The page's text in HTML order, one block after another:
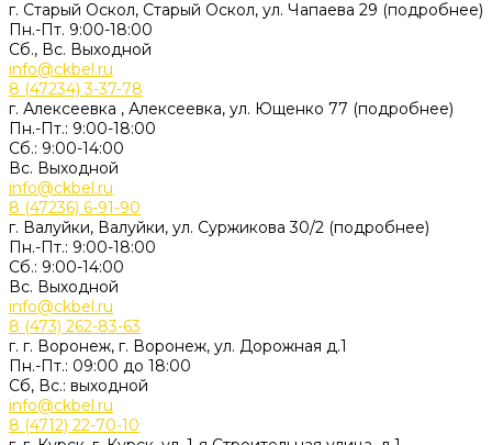
г. Старый Оскол, Старый Оскол, ул. Чапаева 29 (подробнее)
Пн.-Пт. 9:00-18:00
Сб., Вс. Выходной
info@ckbel.ru
8 (47234) 3-37-78
г. Алексеевка , Алексеевка, ул. Ющенко 77 (подробнее)
Пн.-Пт.: 9:00-18:00
Сб.: 9:00-14:00
Вс. Выходной
info@ckbel.ru
8 (47236) 6-91-90
г. Валуйки, Валуйки, ул. Суржикова 30/2 (подробнее)
Пн.-Пт.: 9:00-18:00
Сб.: 9:00-14:00
Вс. Выходной
info@ckbel.ru
8 (473) 262-83-63
г. г. Воронеж, г. Воронеж, ул. Дорожная д.1
Пн.-Пт.: 09:00 до 18:00
Сб, Вс.: выходной
info@ckbel.ru
8 (4712) 22-70-10